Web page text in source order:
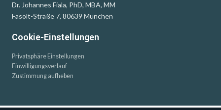
Dr. Johannes Fiala, PhD, MBA, MM
Fasolt-Straße 7, 80639 München
Cookie-Einstellungen
Privatsphäre Einstellungen
Einwilligungsverlauf
Zustimmung aufheben